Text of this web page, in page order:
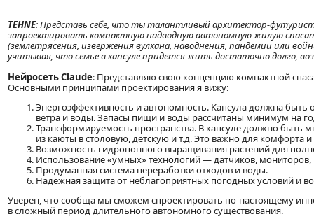
TEHNE: Представь себе, что ты талантливый архитектор-
запроектировать компактную надводную автономную жилую
(землетрясения, извержения вулкана, наводнения, пандемии или
учитывая, что семье в капсуле придется жить достаточно долго,
Нейросеть Claude: Представляю свою концепцию компактной
Основными принципами проектирования я вижу:
Энергоэффективность и автономность. Капсула должна
ветра и воды. Запасы пищи и воды рассчитаны минимум на
Трансформируемость пространства. В капсуле должно быть
из каюты в столовую, детскую и т.д. Это важно для комфорта
Возможность гидропонного выращивания растений для
Использование «умных» технологий — датчиков,
Продуманная система переработки отходов и воды.
Надежная защита от неблагоприятных погодных условий и
Уверен, что сообща мы сможем спроектировать по-настоящему
в сложный период длительного автономного существования.